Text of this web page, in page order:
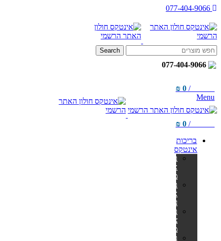
Search
077-404-9066
/
₪ 0
Menu
/
₪ 0
בריכות
אינטקס
בריכות
אולטרה
מלבניות
בריכות
אולטרה
עגולות
בריכות
צינורות
מלבניות
בריכות